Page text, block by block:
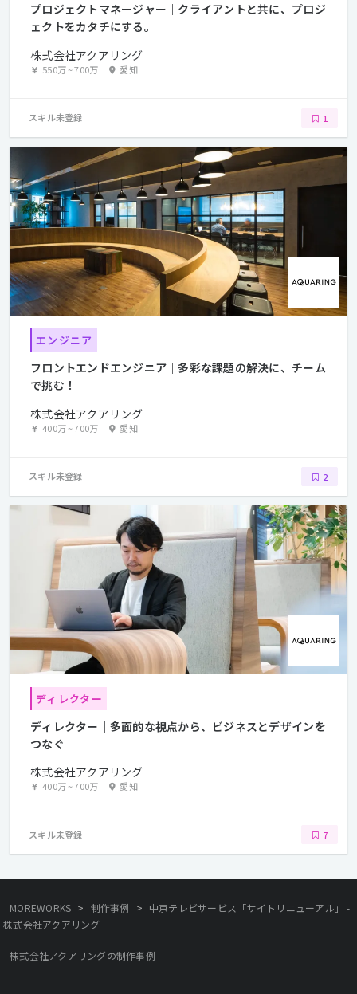
プロジェクトマネージャー｜クライアントと共に、プロジ
ェクトをカタチにする。
株式会社アクアリング
550万~700万 愛知
スキル未登録 1
エンジニア
フロントエンドエンジニア｜多彩な課題の解決に、チーム
で挑む！
株式会社アクアリング
400万~700万 愛知
スキル未登録 2
ディレクター
ディレクター｜多面的な視点から、ビジネスとデザインを
つなぐ
株式会社アクアリング
400万~700万 愛知
スキル未登録 7
MOREWORKS > 制作事例 > 中京テレビサービス「サイトリニューアル」 -
株式会社アクアリング
株式会社アクアリングの制作事例